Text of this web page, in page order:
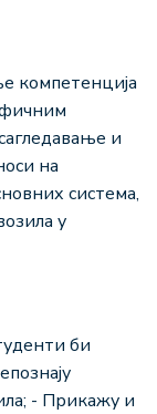
компетенција
и
на
система,
у
би
- Прикажу и